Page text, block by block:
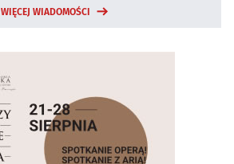
WIĘCEJ WIADOMOŚCI